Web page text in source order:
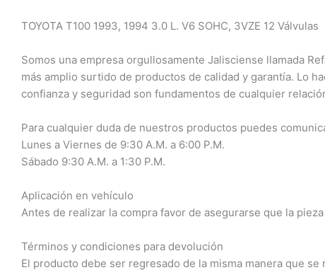
TOYOTA T100 1993, 1994 3.0 L. V6 SOHC, 3VZE 12 Válvulas
Somos una empresa orgullosamente Jalisciense llamada
más amplio surtido de productos de calidad y garantía. Lo
confianza y seguridad son fundamentos de cualquier
Para cualquier duda de nuestros productos puedes
Lunes a Viernes de 9:30 A.M. a 6:00 P.M.
Sábado 9:30 A.M. a 1:30 P.M.
Aplicación en vehículo
Antes de realizar la compra favor de asegurarse que la
Términos y condiciones para devolución
El producto debe ser regresado de la misma manera que